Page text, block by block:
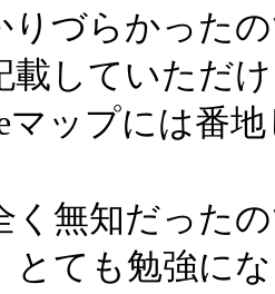
りづらかった
載していただ
マップには番
く無知だった
とても勉強に